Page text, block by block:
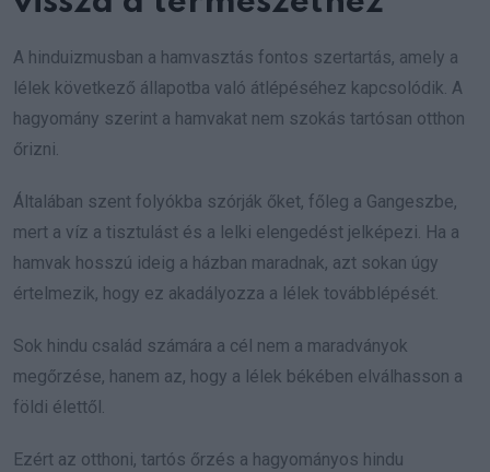
A hinduizmusban a hamvasztás fontos szertartás, amely a
lélek következő állapotba való átlépéséhez kapcsolódik. A
hagyomány szerint a hamvakat nem szokás tartósan otthon
őrizni.
Általában szent folyókba szórják őket, főleg a Gangeszbe,
mert a víz a tisztulást és a lelki elengedést jelképezi. Ha a
hamvak hosszú ideig a házban maradnak, azt sokan úgy
értelmezik, hogy ez akadályozza a lélek továbblépését.
Sok hindu család számára a cél nem a maradványok
megőrzése, hanem az, hogy a lélek békében elválhasson a
földi élettől.
Ezért az otthoni, tartós őrzés a hagyományos hindu